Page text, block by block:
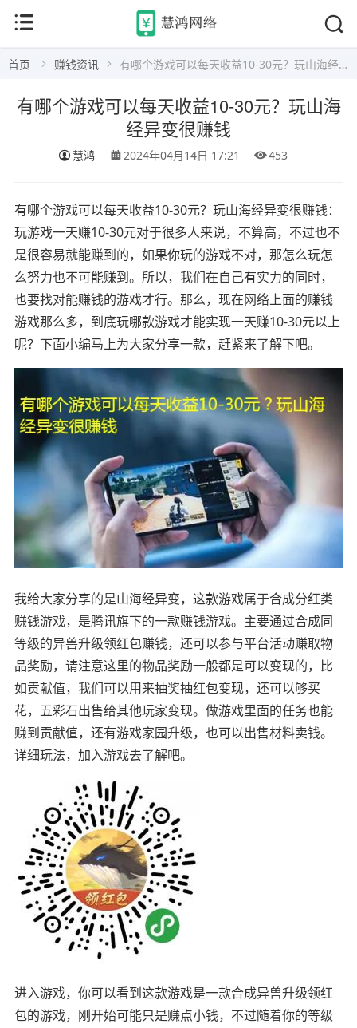
首页 赚钱资讯 有哪个游戏可以每天收益10-30元？玩山海经异变很赚钱
有哪个游戏可以每天收益10-30元？玩山海
经异变很赚钱
慧鸿 2024年04月14日 17:21 453
有哪个游戏可以每天收益10-30元？玩山海经异变很赚钱：
玩游戏一天赚10-30元对于很多人来说，不算高，不过也不
是很容易就能赚到的，如果你玩的游戏不对，那怎么玩怎
么努力也不可能赚到。所以，我们在自己有实力的同时，
也要找对能赚钱的游戏才行。那么，现在网络上面的赚钱
游戏那么多，到底玩哪款游戏才能实现一天赚10-30元以上
呢？下面小编马上为大家分享一款，赶紧来了解下吧。
我给大家分享的是山海经异变，这款游戏属于合成分红类
赚钱游戏，是腾讯旗下的一款赚钱游戏。主要通过合成同
等级的异兽升级领红包赚钱，还可以参与平台活动赚取物
品奖励，请注意这里的物品奖励一般都是可以变现的，比
如贡献值，我们可以用来抽奖抽红包变现，还可以够买
花，五彩石出售给其他玩家变现。做游戏里面的任务也能
赚到贡献值，还有游戏家园升级，也可以出售材料卖钱。
详细玩法，加入游戏去了解吧。
进入游戏，你可以看到这款游戏是一款合成异兽升级领红
包的游戏，刚开始可能只是赚点小钱，不过随着你的等级